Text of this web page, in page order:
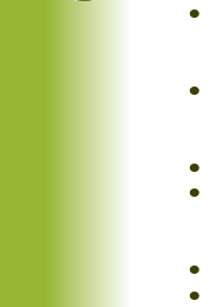
•
•
•
•
•
•